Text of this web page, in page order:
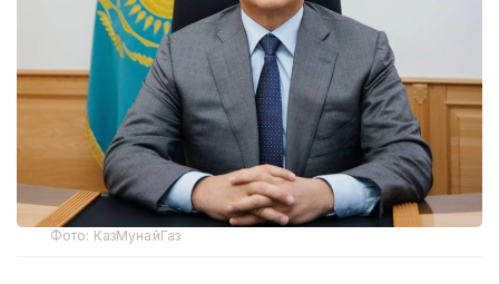
Фото: КазМунайГаз